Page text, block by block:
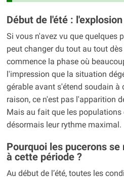
Début de l'été :
Si vous n'avez vu que quelques
peut changer du tout au tout
commence la phase où
l'impression que la situation
gérable avant s'étend soudain à
raison, ce n'est pas l'apparition
Mais au fait que les
désormais leur rythme maximal.
Pourquoi les pucerons
à cette période ?
Au début de l’été, toutes les